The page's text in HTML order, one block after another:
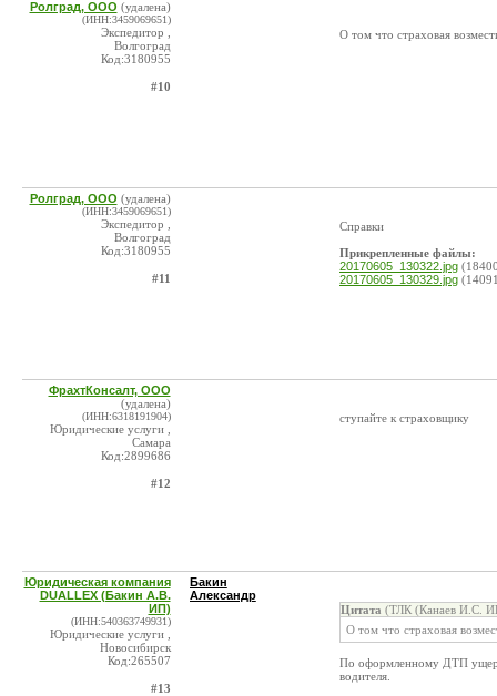
Ролград, ООО (удалена)
(ИНН:3459069651)
Экспедитор ,
Волгоград
Код:3180955
#10
О том что страховая
Ролград, ООО (удалена)
(ИНН:3459069651)
Экспедитор ,
Волгоград
Код:3180955
#11
Справки
Прикрепленные файлы:
20170605_130322.jpg
20170605_130329.jpg
ФрахтКонсалт, ООО
(удалена)
(ИНН:6318191904)
Юридические услуги ,
Самара
Код:2899686
#12
ступайте к страховщику
Юридическая компания
DUALLEX (Бакин А.В.
ИП)
(ИНН:540363749931)
Юридические услуги ,
Новосибирск
Код:265507
#13
Бакин
Александр
Цитата (ТЛК (Канаев И.С.
О том что страховая
По оформленному ДТП
водителя.